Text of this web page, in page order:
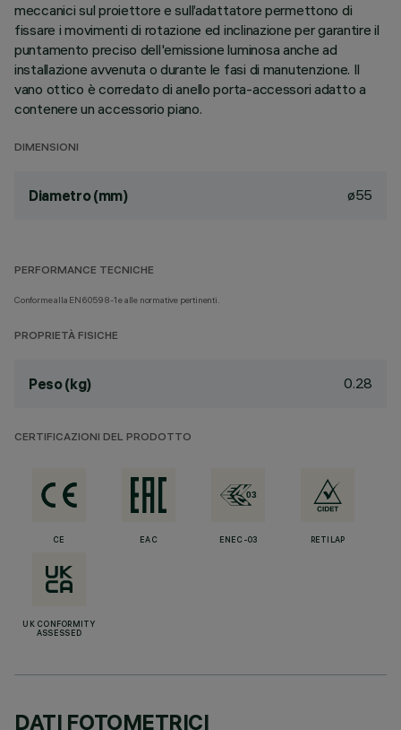
meccanici sul proiettore e sull’adattatore permettono di
fissare i movimenti di rotazione ed inclinazione per garantire il
puntamento preciso dell'emissione luminosa anche ad
installazione avvenuta o durante le fasi di manutenzione. Il
vano ottico è corredato di anello porta-accessori adatto a
contenere un accessorio piano.
DIMENSIONI
Diametro (mm) ø55
PERFORMANCE TECNICHE
Conforme alla EN60598-1 e alle normative pertinenti.
PROPRIETÀ FISICHE
Peso (kg) 0.28
CERTIFICAZIONI DEL PRODOTTO
CE EAC ENEC-03 RETILAP
UK CONFORMITY
ASSESSED
DATI FOTOMETRICI